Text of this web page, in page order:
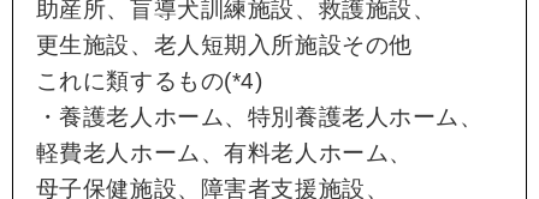
助産所、盲導犬訓練施設、救護施設、
更生施設、老人短期入所施設その他
これに類するもの(*4)
・養護老人ホーム、特別養護老人ホーム、
軽費老人ホーム、有料老人ホーム、
母子保健施設、障害者支援施設、